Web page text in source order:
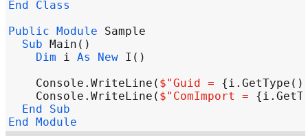
End
Class
Public
Module
Sample
Sub
Main
Dim
i As New I
Console . WriteLine ( $"Guid = {i . GetType ()
Console . WriteLine ( $" ComImport = {i .
End
Sub
End
Module